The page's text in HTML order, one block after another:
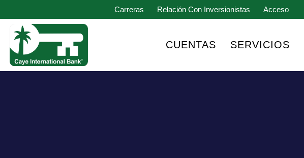
Carreras Relación Con Inversionistas Acceso
CUENTAS SERVICIOS